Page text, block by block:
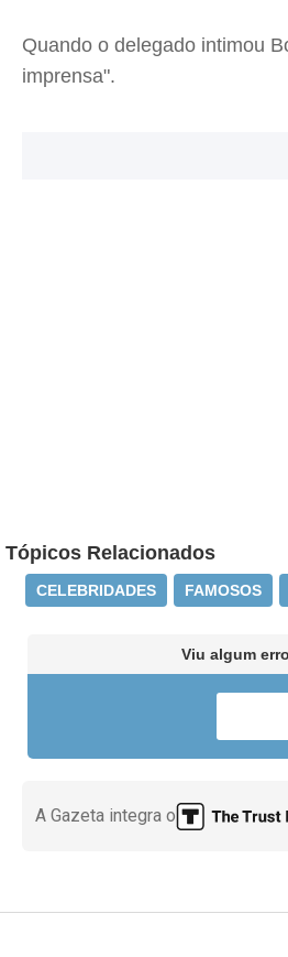
Quando o delegado intimou
imprensa".
Tópicos Relacionados
CELEBRIDADES FAMOSOS
Viu algum
A Gazeta integra o